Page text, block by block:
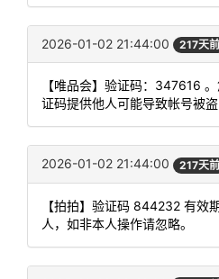
2026-01-02 21:44:00 217天前
【唯品会】验证码：347616
证码提供他人可能导致帐号被盗
2026-01-02 21:44:00 217天前
【拍拍】验证码 844232 有效
人，如非本人操作请忽略。